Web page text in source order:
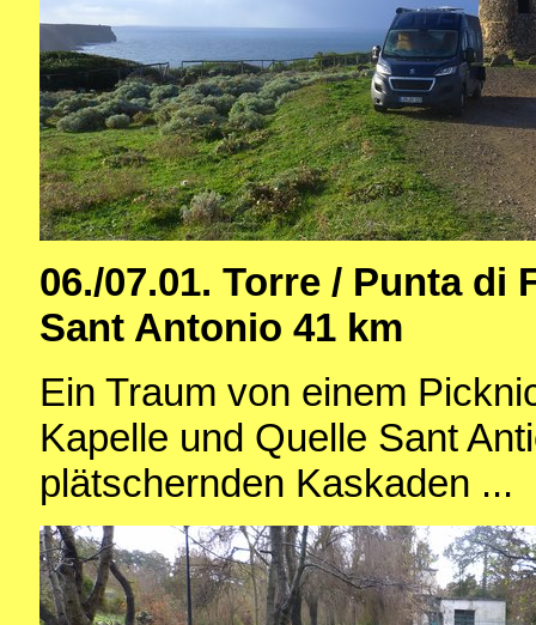
06./07.01. Torre / Punta di
Sant Antonio 41 km
Ein Traum von einem
Kapelle und Quelle Sant
plätschernden Kaskaden ...